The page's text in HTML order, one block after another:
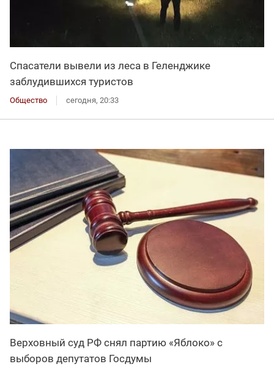
Спасатели вывели из леса в Геленджике
заблудившихся туристов
Общество сегодня, 20:33
Верховный суд РФ снял партию «Яблоко» с
выборов депутатов Госдумы